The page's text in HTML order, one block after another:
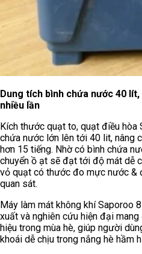
Dung tích bình chứa nước 40
nhiều lần
Kích thước quạt to, quạt điều
chứa nước lớn lên tới 40 lit, nâng
hơn 15 tiếng. Nhờ có bình chứa
chuyển ồ ạt sẽ đạt tới độ mát dễ
vỏ quạt có thước đo mực nước &
quan sát.
Máy làm mát không khí Saporoo
xuất và nghiên cứu hiện đại
hiệu trong mùa hè, giúp người
khoái dễ chịu trong nắng hè hầm